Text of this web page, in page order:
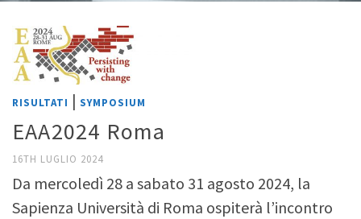
RISULTATI | SYMPOSIUM
EAA2024 Roma
16TH LUGLIO 2024
Da mercoledì 28 a sabato 31 agosto 2024, la
Sapienza Università di Roma ospiterà l’incontro